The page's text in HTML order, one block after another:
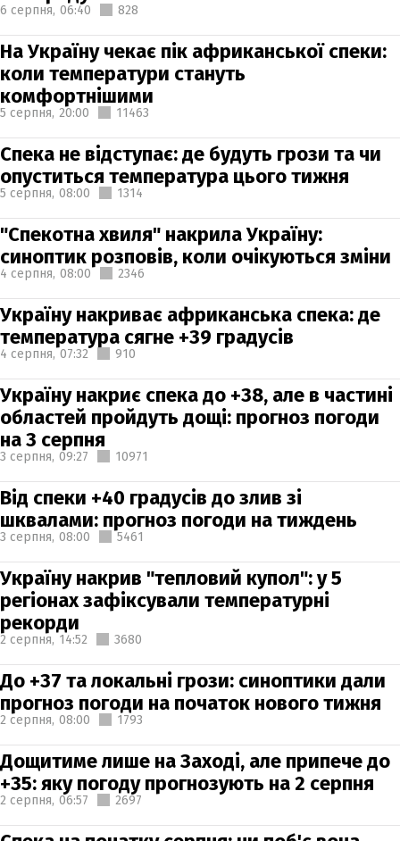
6 серпня, 06:40 828
На Україну чекає пік африканської спеки:
коли температури стануть
комфортнішими
5 серпня, 20:00 11463
Спека не відступає: де будуть грози та чи
опуститься температура цього тижня
5 серпня, 08:00 1314
"Спекотна хвиля" накрила Україну:
синоптик розповів, коли очікуються зміни
4 серпня, 08:00 2346
Україну накриває африканська спека: де
температура сягне +39 градусів
4 серпня, 07:32 910
Україну накриє спека до +38, але в частині
областей пройдуть дощі: прогноз погоди
на 3 серпня
3 серпня, 09:27 10971
Від спеки +40 градусів до злив зі
шквалами: прогноз погоди на тиждень
3 серпня, 08:00 5461
Україну накрив "тепловий купол": у 5
регіонах зафіксували температурні
рекорди
2 серпня, 14:52 3680
До +37 та локальні грози: синоптики дали
прогноз погоди на початок нового тижня
2 серпня, 08:00 1793
Дощитиме лише на Заході, але припече до
+35: яку погоду прогнозують на 2 серпня
2 серпня, 06:57 2697